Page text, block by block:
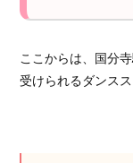
ここからは、国分
受けられるダンス